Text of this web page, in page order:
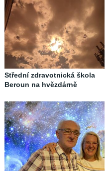
Střední zdravotnická škola
Beroun na hvězdárně